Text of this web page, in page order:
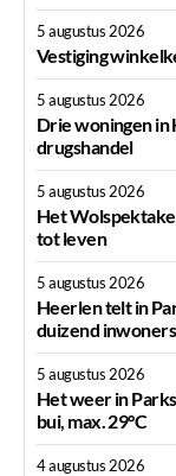
5 augustus 2026
Vestiging
5 augustus 2026
Drie woningen in
drugshandel
5 augustus 2026
Het
tot leven
5 augustus 2026
Heerlen telt in
duizend inwoners
5 augustus 2026
Het weer in
bui, max. 29°C
4 augustus 2026